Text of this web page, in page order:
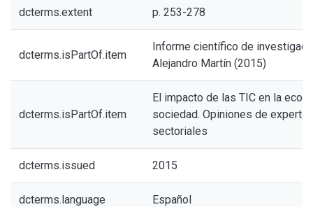
dcterms.extent p. 253-278
dcterms.isPartOf.item
Informe científico de
Alejandro Martín (2015)
dcterms.isPartOf.item
El impacto de las TIC en la
sociedad. Opiniones de
sectoriales
dcterms.issued 2015
dcterms.language Español